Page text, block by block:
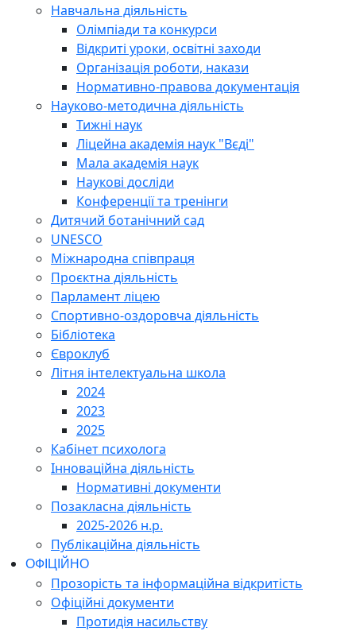
Навчальна діяльність
Олімпіади та конкурси
Відкриті уроки, освітні заходи
Організація роботи, накази
Нормативно-правова документація
Науково-методична діяльність
Тижні наук
Ліцейна академія наук "Вєді"
Мала академія наук
Наукові досліди
Конференції та тренінги
Дитячий ботанічний сад
UNESCO
Міжнародна співпраця
Проєктна діяльність
Парламент ліцею
Спортивно-оздоровча діяльність
Бібліотека
Євроклуб
Літня інтелектуальна школа
2024
2023
2025
Кабінет психолога
Інноваційна діяльність
Нормативні документи
Позакласна діяльність
2025-2026 н.р.
Публікаційна діяльність
ОФІЦІЙНО
Прозорість та інформаційна відкритість
Офіційні документи
Протидія насильству